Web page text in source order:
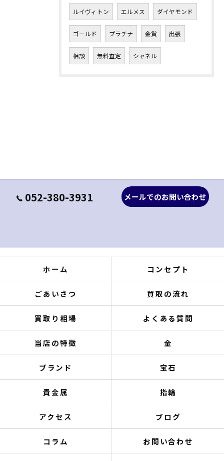
ルイヴィトン エルメス ダイヤモンド
ゴールド プラチナ 金貨 出張
相談 無料査定 シャネル
052-380-3931 メールでのお問い合わせ
ホーム コンセプト
ごあいさつ 買取の流れ
買取り相場 よくある質問
当店の特徴 金
ブランド 宝石
貴金属 指輪
アクセス ブログ
コラム お問い合わせ